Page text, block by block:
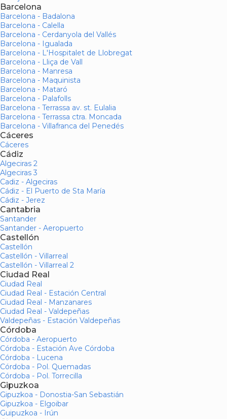
Barcelona
Barcelona - Badalona
Barcelona - Calella
Barcelona - Cerdanyola del Vallés
Barcelona - Igualada
Barcelona - L'Hospitalet de Llobregat
Barcelona - Lliça de Vall
Barcelona - Manresa
Barcelona - Maquinista
Barcelona - Mataró
Barcelona - Palafolls
Barcelona - Terrassa av. st. Eulalia
Barcelona - Terrassa ctra. Moncada
Barcelona - Villafranca del Penedés
Cáceres
Cáceres
Cádiz
Algeciras 2
Algeciras 3
Cadiz - Algeciras
Cádiz - El Puerto de Sta María
Cádiz - Jerez
Cantabria
Santander
Santander - Aeropuerto
Castellón
Castellón
Castellón - Villarreal
Castellón - Villarreal 2
Ciudad Real
Ciudad Real
Ciudad Real - Estación Central
Ciudad Real - Manzanares
Ciudad Real - Valdepeñas
Valdepeñas - Estación Valdepeñas
Córdoba
Córdoba - Aeropuerto
Córdoba - Estación Ave Córdoba
Córdoba - Lucena
Córdoba - Pol. Quemadas
Córdoba - Pol. Torrecilla
Gipuzkoa
Gipuzkoa - Donostia-San Sebastián
Gipuzkoa - Elgoibar
Guipuzkoa - Irún